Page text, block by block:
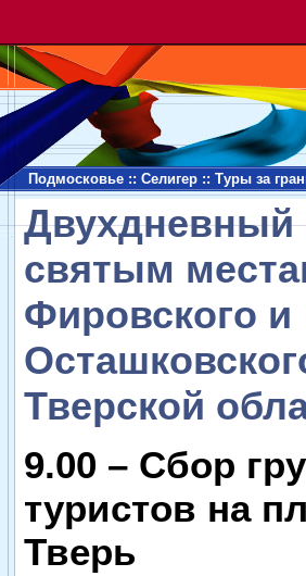
Подмосковье :: Селигер :: Туры за
Двухдневный
святым
Фировского и
Тверской
9.00 – Сбор
туристов на
Тверь